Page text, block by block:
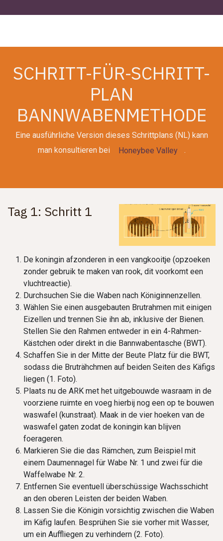
SCHRITT-FÜR-SCHRITT-
PLAN
BANNWABENMETHODE
Eine ausführliche Version dieses Schrittplans (NL) kann
man konsultieren bei
H​​oneybee Valley .
Tag 1: Schritt 1
De koningin afzonderen in een vangkooitje (opzoeken
zonder gebruik te maken van rook, dit voorkomt een
vluchtreactie).
Durchsuchen Sie die Waben nach Königinnenzellen.
Wählen Sie einen ausgebauten Brutrahmen mit einigen
Eizellen und trennen Sie ihn ab, inklusive der Bienen.
Stellen Sie den Rahmen entweder in ein 4-Rahmen-
Kästchen oder direkt in die Bannwabentasche (BWT).
Schaffen Sie in der Mitte der Beute Platz für die BWT,
sodass die Bruträhchmen auf beiden Seiten des Käfigs
liegen (1. Foto).
Plaats nu de ARK met het uitgebouwde wasraam in de
voorziene ruimte en voeg hierbij nog een op te bouwen
waswafel (kunstraat). Maak in de vier hoeken van de
waswafel gaten zodat de koningin kan blijven
foerageren.
Markieren Sie die das Rämchen, zum Beispiel mit
einem Daumennagel für Wabe Nr. 1 und zwei für die
Waffelwabe Nr. 2.
Entfernen Sie eventuell überschüssige Wachsschicht
an den oberen Leisten der beiden Waben.
Lassen Sie die Königin vorsichtig zwischen die Waben
im Käfig laufen. Besprühen Sie sie vorher mit Wasser,
um ein Auffliegen zu verhindern (2. Foto).